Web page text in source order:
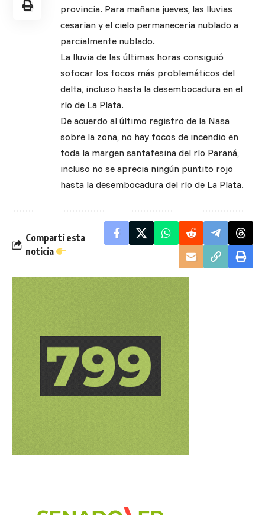
provincia. Para mañana jueves, las lluvias
cesarían y el cielo permanecería nublado a
parcialmente nublado.
La lluvia de las últimas horas consiguió
sofocar los focos más problemáticos del
delta, incluso hasta la desembocadura en el
río de La Plata.
De acuerdo al último registro de la Nasa
sobre la zona, no hay focos de incendio en
toda la margen santafesina del río Paraná,
incluso no se aprecia ningún puntito rojo
hasta la desembocadura del río de La Plata.
Compartí esta
noticia